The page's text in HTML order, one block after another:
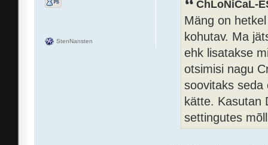
ChLoNiCaL-
Mäng on
kohutav. Ma
ehk lisatakse
otsimisi nagu
soovitaks seda
kätte. Kasutan
settingutes
StenNansten